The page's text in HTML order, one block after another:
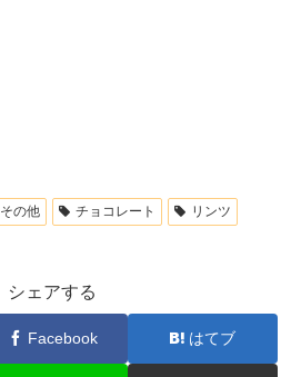
その他 チョコレート
リンツ
シェアする
Facebook はてブ